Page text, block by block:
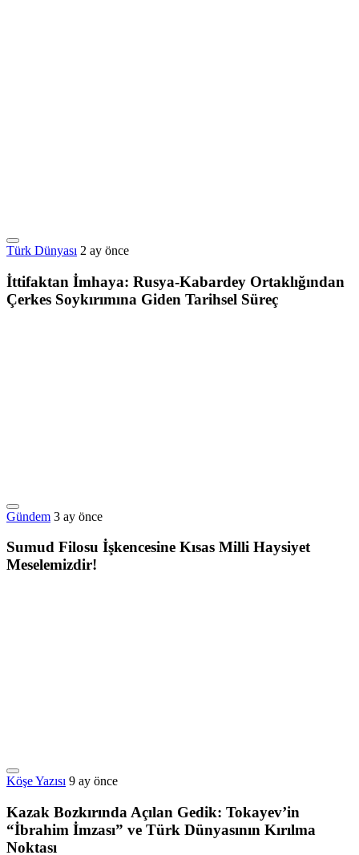
Türk Dünyası 2 ay önce
İttifaktan İmhaya: Rusya-Kabardey Ortaklığından
Çerkes Soykırımına Giden Tarihsel Süreç
Gündem 3 ay önce
Sumud Filosu İşkencesine Kısas Milli Haysiyet
Meselemizdir!
Köşe Yazısı 9 ay önce
Kazak Bozkırında Açılan Gedik: Tokayev’in
“İbrahim İmzası” ve Türk Dünyasının Kırılma
Noktası